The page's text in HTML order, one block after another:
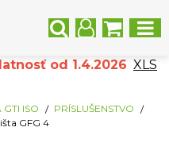
od 1.4.2026 XLS
ISO
PRÍSLUŠENSTVO
GFG 4